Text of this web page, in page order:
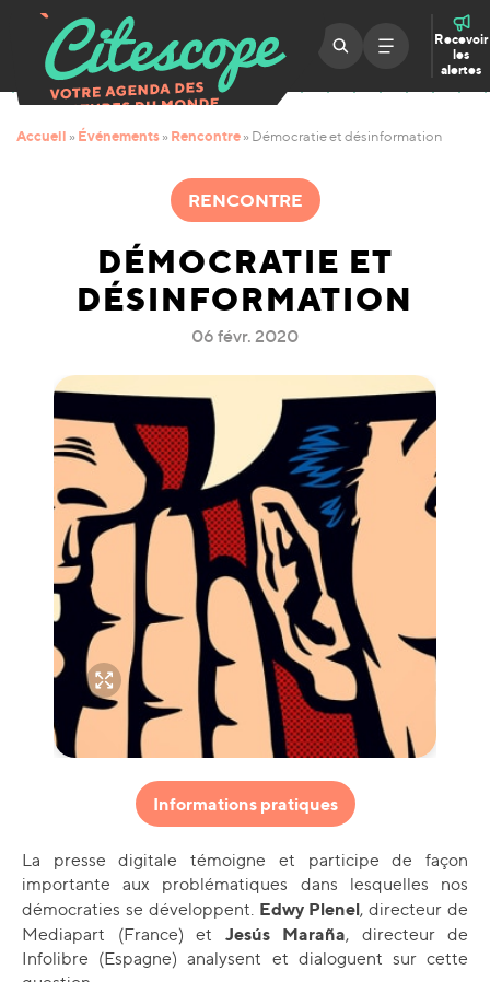
Recevoir
les
alertes
Accueil » Événements » Rencontre » Démocratie et désinformation
RENCONTRE
DÉMOCRATIE ET
DÉSINFORMATION
06 févr. 2020
Informations pratiques
La presse digitale témoigne et participe de façon
importante aux problématiques dans lesquelles nos
démocraties se développent. Edwy Plenel, directeur de
Mediapart (France) et Jesús Maraña, directeur de
Infolibre (Espagne) analysent et dialoguent sur cette